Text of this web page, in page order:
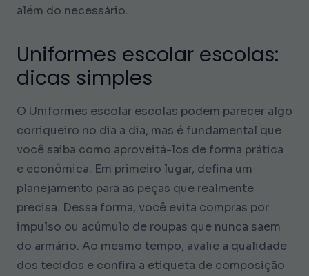
além do necessário.
Uniformes escolar escolas:
dicas simples
O Uniformes escolar escolas podem parecer algo
corriqueiro no dia a dia, mas é fundamental que
você saiba como aproveitá-los de forma prática
e econômica. Em primeiro lugar, defina um
planejamento para as peças que realmente
precisa. Dessa forma, você evita compras por
impulso ou acúmulo de roupas que nunca saem
do armário. Ao mesmo tempo, avalie a qualidade
dos tecidos e confira a etiqueta de composição